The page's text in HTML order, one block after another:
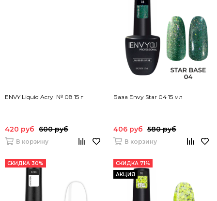
ENVY Liquid Acryl № 08 15 г
420 руб 600 руб
В корзину
База Envy Star 04 15 мл
406 руб 580 руб
В корзину
СКИДКА 30%
СКИДКА 71%
АКЦИЯ